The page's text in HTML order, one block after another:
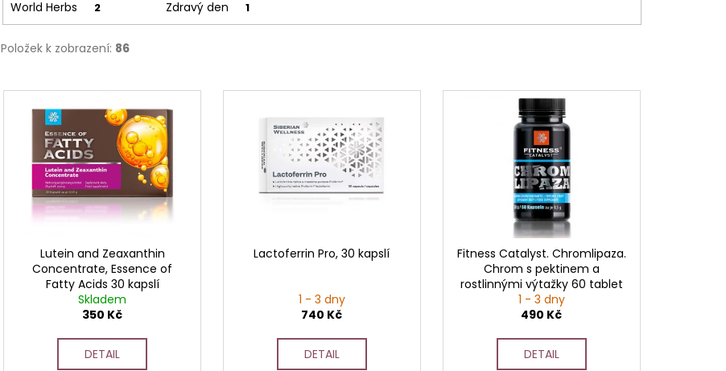
World Herbs 2 Zdravý den 1
Položek k zobrazení: 86
V
Lutein and Zeaxanthin
Concentrate, Essence of
Fatty Acids 30 kapslí
Skladem
350 Kč
DETAIL
Lactoferrin Pro, 30 kapslí
1 - 3 dny
740 Kč
DETAIL
Fitness Catalyst. Chromlipaza.
Chrom s pektinem a
rostlinnými výtažky 60 tablet
1 - 3 dny
490 Kč
DETAIL